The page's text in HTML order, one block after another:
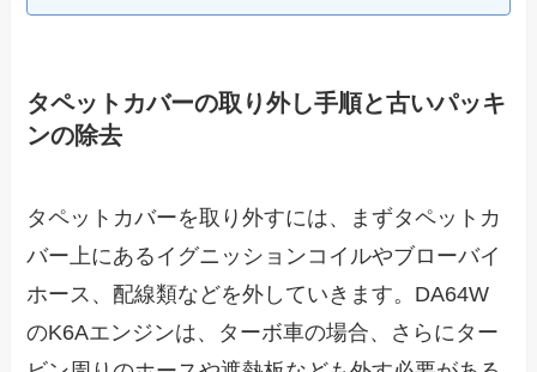
タペットカバーの取り外し手順と古いパッキ
ンの除去
タペットカバーを取り外すには、まずタペットカ
バー上にあるイグニッションコイルやブローバイ
ホース、配線類などを外していきます。DA64W
のK6Aエンジンは、ターボ車の場合、さらにター